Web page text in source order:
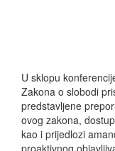
U sklopu
Zakona o slobodi
predstavljene
ovog zakona,
kao i prijedlozi
proaktivnog